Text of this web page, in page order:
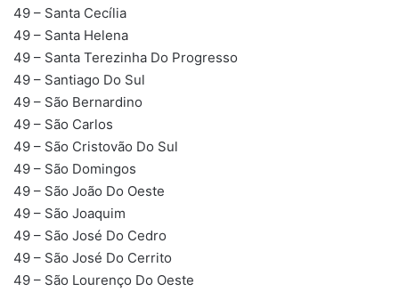
49 – Santa Cecília
49 – Santa Helena
49 – Santa Terezinha Do Progresso
49 – Santiago Do Sul
49 – São Bernardino
49 – São Carlos
49 – São Cristovão Do Sul
49 – São Domingos
49 – São João Do Oeste
49 – São Joaquim
49 – São José Do Cedro
49 – São José Do Cerrito
49 – São Lourenço Do Oeste